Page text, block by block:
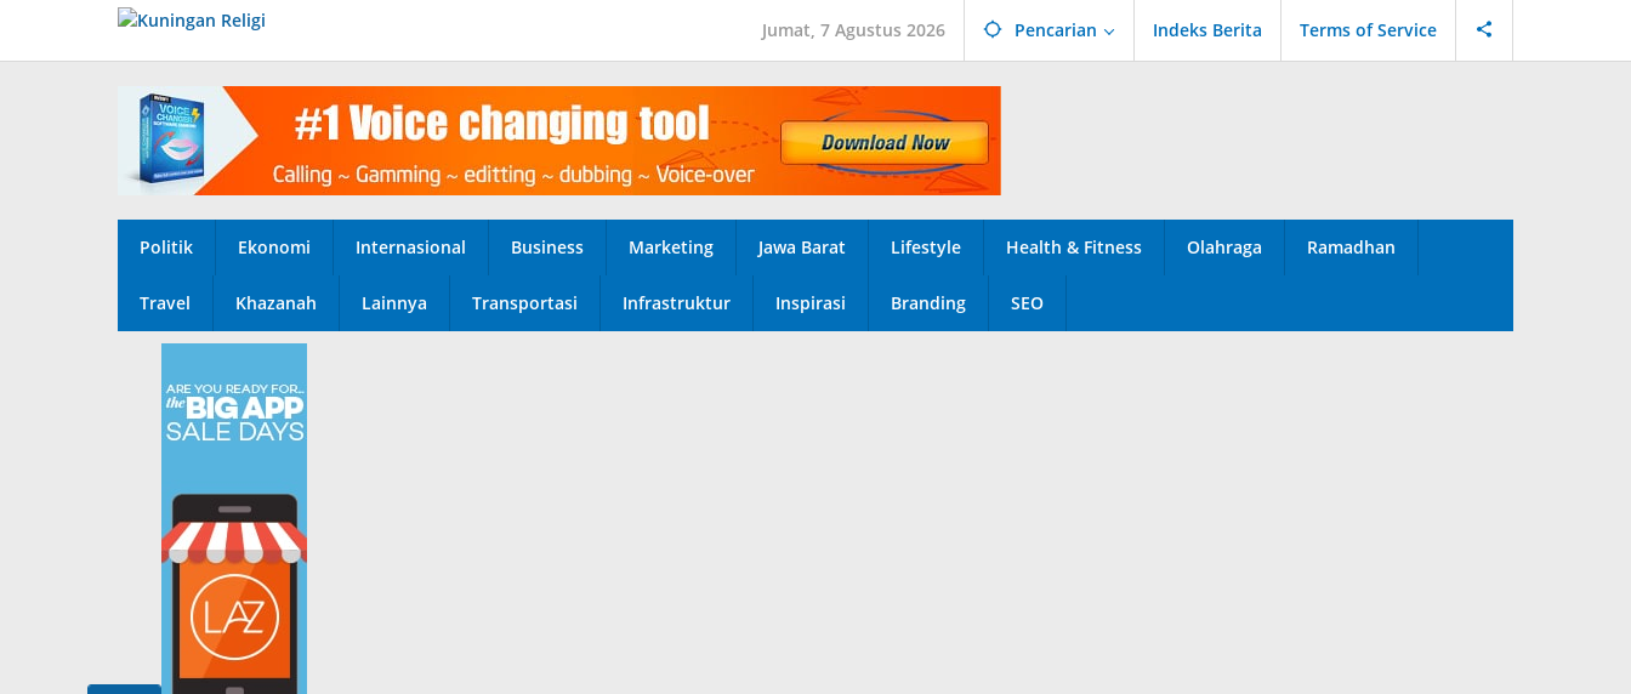
konten
Jumat, 7 Agustus 2026 Pencarian Indeks Berita Terms of Service
Politik Ekonomi Internasional Business Marketing Jawa Barat Lifestyle Health & Fitness Olahraga Ramadhan
Travel Khazanah Lainnya Transportasi Infrastruktur Inspirasi Branding SEO